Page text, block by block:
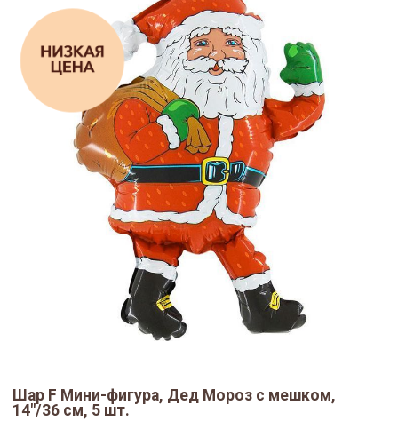
Шар F Мини-фигура, Дед Мороз с мешком,
14"/36 см, 5 шт.